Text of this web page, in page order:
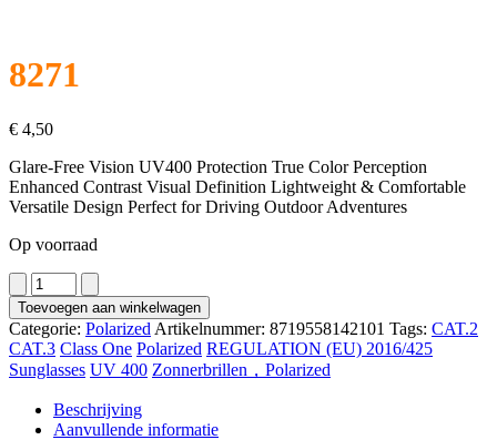
8271
€ 4,50
Glare-Free Vision UV400 Protection True Color Perception
Enhanced Contrast Visual Definition Lightweight & Comfortable
Versatile Design Perfect for Driving Outdoor Adventures
Op voorraad
8271
aantal
Toevoegen aan winkelwagen
Categorie: Polarized Artikelnummer: 8719558142101 Tags: CAT.2
CAT.3 Class One Polarized REGULATION (EU) 2016/425
Sunglasses UV 400 Zonnerbrillen，Polarized
Beschrijving
Aanvullende informatie